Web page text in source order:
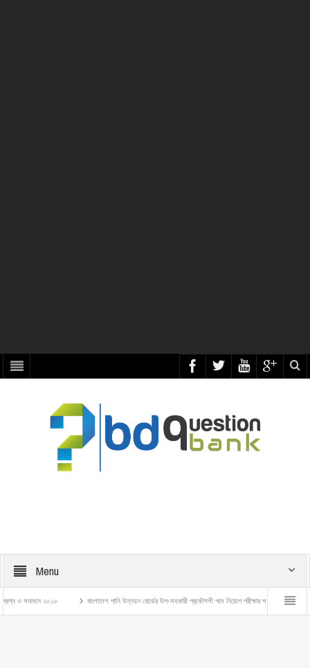
Menu
২০১৮ বাংলাদেশ পানি উন্নয়ন বোর্ডের উপ-সহকারী প্রকৌশলী পদে নিয়োগ পরীক্ষার প্রশ্ন ও সমাধান – ২০২৬